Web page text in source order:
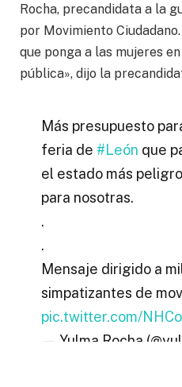
Rocha, precandidata a la
por Movimiento
que ponga a las mujeres
pública», dijo la
Más presupuesto
feria de #León que
el estado más
para nosotras.
.
.
Mensaje dirigido a
simpatizantes de
pic.twitter.com/
— Yulma Rocha